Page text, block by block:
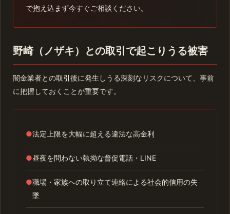
で抱え込まず今すぐご相談ください。
野崎（ノザキ）との取引で起こりうる被害
闇金業者との取引後に発生しうる深刻なリスクについて、事前
に把握しておくことが重要です。
●法定上限を大幅に超える違法な高金利
●昼夜を問わない執拗な督促電話・LINE
●職場・家族への取り立て連絡による社会的信用の失
墜